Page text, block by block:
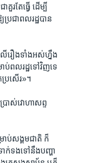
រតែ​ធ្វើ​ ដើម្បី​
ប្រជាពលរដ្ឋ​បាន​
ើ​រឿង​ទាំង​អស់​ហ្នឹង​
ប់​ពល​រដ្ឋទៅ​វិញ​ទេ​
ប្រសើរ»។
រាស់​វោហាសព្ទ​
ាប់​សង្គមជាតិ​ ក៏
ក់​ទង​ទៅ​នឹង​បញ្ហា​